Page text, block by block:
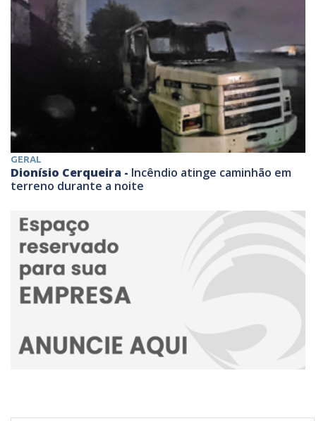
GERAL
Dionísio Cerqueira - Incêndio atinge caminhão em
terreno durante a noite